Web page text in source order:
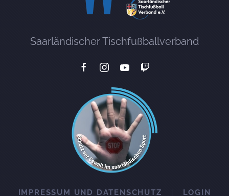
Saarländischer Tischfußballverband
IMPRESSUM UND DATENSCHUTZ LOGIN